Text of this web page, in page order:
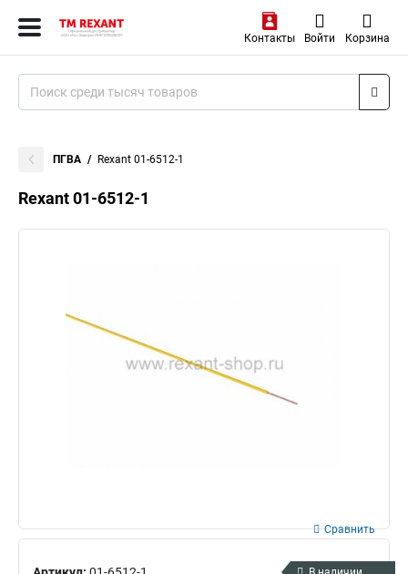
Контакты Войти Корзина
ПГВА Rexant 01-6512-1
Rexant 01-6512-1
Сравнить